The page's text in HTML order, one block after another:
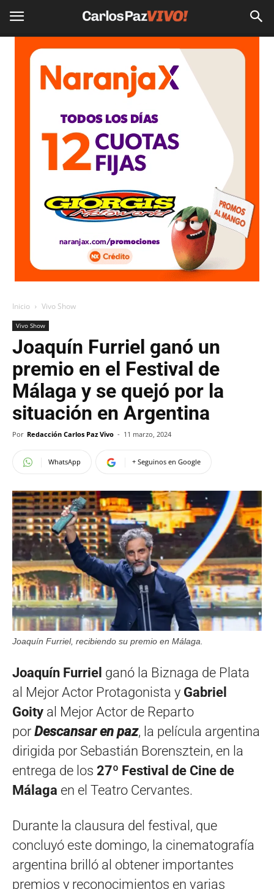
Inicio Vivo Show
Vivo Show
Joaquín Furriel ganó un
premio en el Festival de
Málaga y se quejó por la
situación en Argentina
Por Redacción Carlos Paz Vivo - 11 marzo, 2024
WhatsApp + Seguinos en Google
Joaquín Furriel, recibiendo su premio en Málaga.
Joaquín Furriel ganó la Biznaga de Plata
al Mejor Actor Protagonista y Gabriel
Goity al Mejor Actor de Reparto
por Descansar en paz, la película argentina
dirigida por Sebastián Borensztein, en la
entrega de los 27º Festival de Cine de
Málaga en el Teatro Cervantes.
Durante la clausura del festival, que
concluyó este domingo, la cinematografía
argentina brilló al obtener importantes
premios y reconocimientos en varias